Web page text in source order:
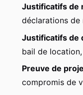
Justificatifs de
déclarations de
Justificatifs de
bail de
Preuve de
compromis de